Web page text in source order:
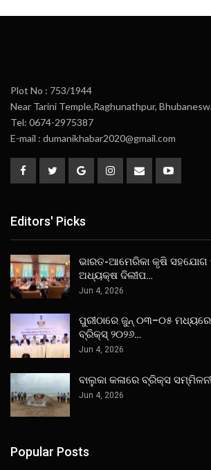
Plot No : 753/1944
Near Tarini Temple,Raghunathpur,
Tel: 0674-2975387
E-mail : dumanikhabar2020@gmail.com
Editors' Picks
ଭାରତ-ଆମେରିକା କୃଷି
ଅଧ୍ୟକ୍ଷ ଦିଲୀପ…
Jun 4, 2026
ପୁରୀଠାରେ ଜୁନ୍ ୦୩–୦୫
ବ୍ରିକ୍ସ୍ ୨୦୨୬…
Jun 4, 2026
ବାଲୁକା କଳାରେ ବ୍ରିକ୍ସ
Jun 4, 2026
Popular Posts